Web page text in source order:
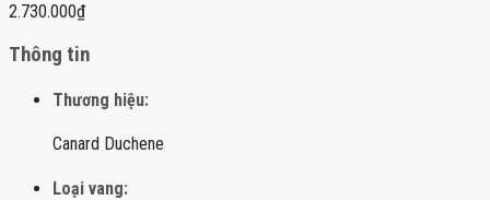
2.730.000₫
Thông tin
Thương hiệu:
Canard Duchene
Loại vang: